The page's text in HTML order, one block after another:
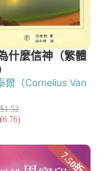
爾（Cornelius Van